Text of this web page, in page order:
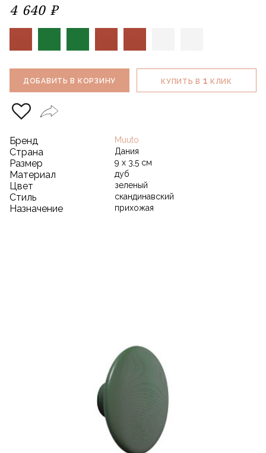
4 640 ₽
ДОБАВИТЬ В КОРЗИНУ КУПИТЬ В 1 КЛИК
Бренд Muuto
Страна Дания
Размер 9 х 3,5 см
Материал дуб
Цвет зеленый
Стиль скандинавский
Назначение прихожая